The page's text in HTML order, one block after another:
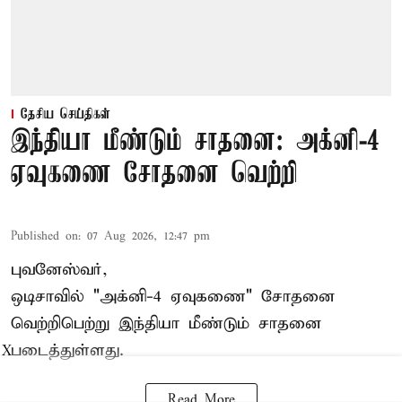
தேசிய செய்திகள்
இந்தியா மீண்டும் சாதனை: அக்னி-4
ஏவுகணை சோதனை வெற்றி
Published on: 07 Aug 2026, 12:47 pm
புவனேஸ்வர்,
ஒடிசாவில் "அக்னி-4 ஏவுகணை" சோதனை
வெற்றிபெற்று இந்தியா மீண்டும் சாதனை
படைத்துள்ளது.
X